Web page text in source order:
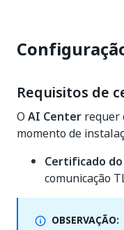
Requisitos de
O AI Center requer
momento de
Certificado
comunicação
OBSERVAÇÃO: